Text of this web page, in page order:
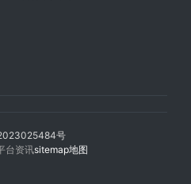
号
台资讯sitemap地图